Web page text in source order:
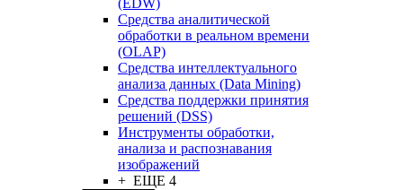
(EDW)
Средства аналитической
обработки в реальном времени
(OLAP)
Средства интеллектуального
анализа данных (Data Mining)
Средства поддержки принятия
решений (DSS)
Инструменты обработки,
анализа и распознавания
изображений
+ ЕЩЕ 4